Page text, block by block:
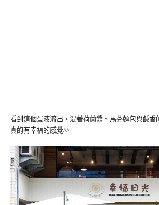
看到這個蛋液流出，混著荷蘭醬、馬芬麵包與鹹香
真的有幸福的感覺^^